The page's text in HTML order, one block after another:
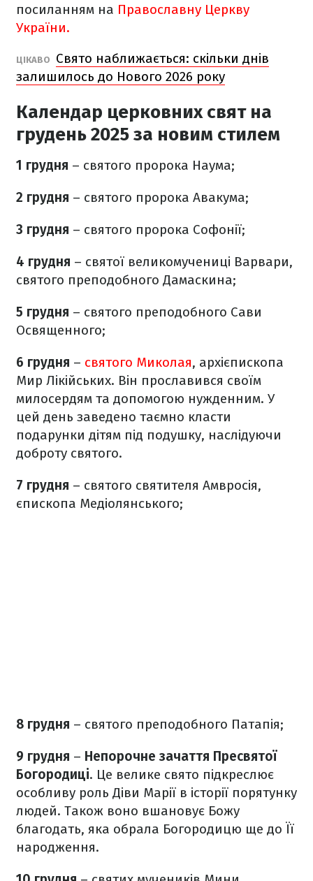
посиланням на Православну Церкву
України.
ЦІКАВО
Свято наближається: скільки днів
залишилось до Нового 2026 року
Календар церковних свят на
грудень 2025 за новим стилем
1 грудня – святого пророка Наума;
2 грудня – святого пророка Авакума;
3 грудня – святого пророка Софонії;
4 грудня – святої великомучениці Варвари,
святого преподобного Дамаскина;
5 грудня – святого преподобного Сави
Освященного;
6 грудня – святого Миколая, архієпископа
Мир Лікійських. Він прославився своїм
милосердям та допомогою нужденним. У
цей день заведено таємно класти
подарунки дітям під подушку, наслідуючи
доброту святого.
7 грудня – святого святителя Амвросія,
єпископа Медіолянського;
8 грудня – святого преподобного Патапія;
9 грудня – Непорочне зачаття Пресвятої
Богородиці. Це велике свято підкреслює
особливу роль Діви Марії в історії порятунку
людей. Також воно вшановує Божу
благодать, яка обрала Богородицю ще до Її
народження.